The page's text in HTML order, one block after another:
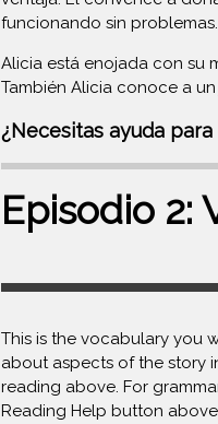
funcionando sin problemas.
Alicia está enojada con su
También Alicia conoce a
¿Necesitas ayuda
Episodio 2:
This is the vocabulary you
about aspects of the story
reading above. For
Reading Help button